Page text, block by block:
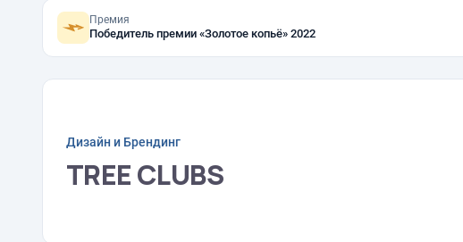
Премия
Победитель премии «Золотое копьё» 2022
Дизайн и Брендинг
TREE CLUBS